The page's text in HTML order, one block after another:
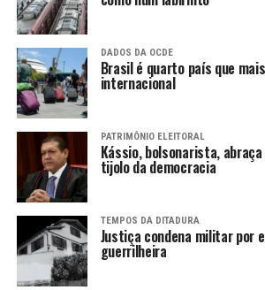
DADOS DA OCDE
Brasil é quarto país que
internacional
PATRIMÔNIO ELEITORAL
Kássio, bolsonarista,
tijolo da democracia
TEMPOS DA DITADURA
Justiça condena militar por
guerrilheira